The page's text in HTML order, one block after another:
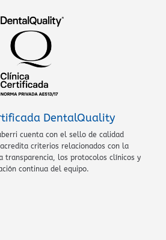
DentalQuality
cuenta con el sello de calidad
criterios relacionados con la
transparencia, los protocolos clínicos y
continua del equipo.